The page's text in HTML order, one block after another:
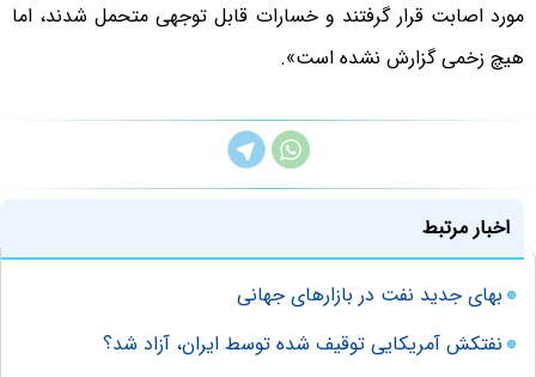
مورد اصابت قرار گرفتند و خسارات قابل توجهی متحمل شدند، اما
هیچ زخمی گزارش نشده است».
اخبار مرتبط
بهای جدید نفت در بازارهای جهانی
نفتکش آمریکایی توقیف شده توسط ایران، آزاد شد؟